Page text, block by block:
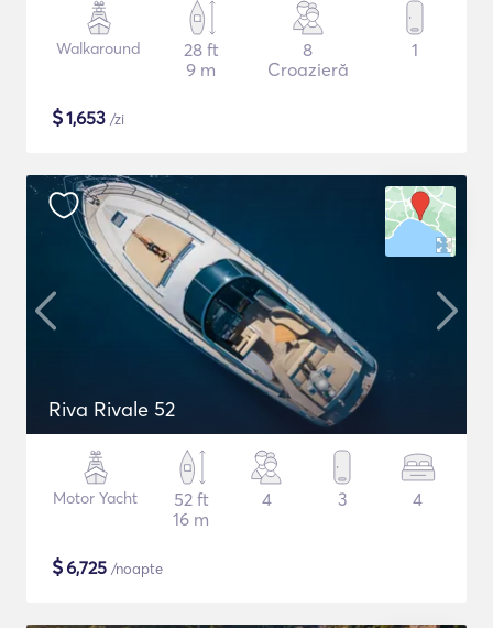
Walkaround
28 ft
9 m
8
Croazieră
1
$1,653 /zi
Riva Rivale 52
Motor Yacht
52 ft
16 m
4 3 4
$6,725 /noapte